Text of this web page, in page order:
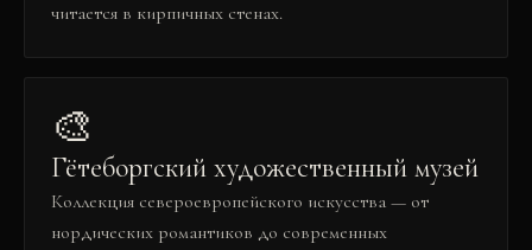
читается в кирпичных стенах.
🎨
Гётеборгский художественный музей
Коллекция североевропейского искусства — от
нордических романтиков до современных